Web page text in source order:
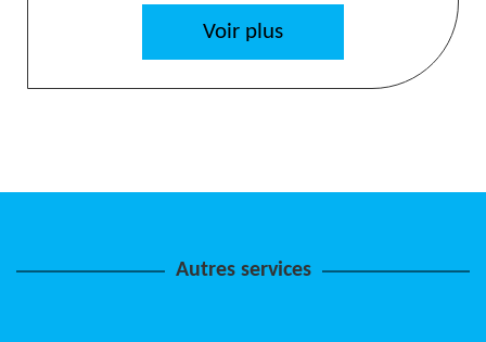
Voir plus
Autres services